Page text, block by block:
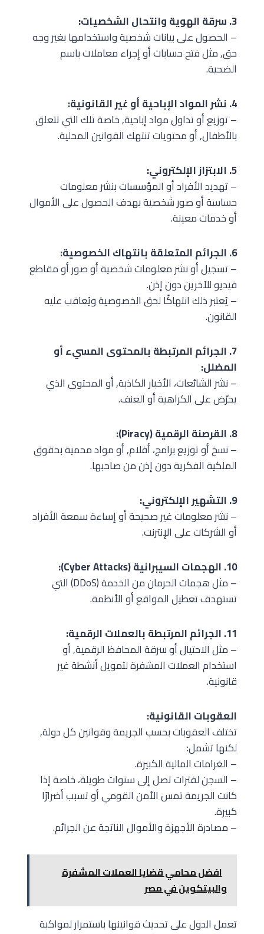
3. سرقة الهوية وانتحال الشخصيات:
– الحصول على بيانات شخصية واستخدامها بغير وجه
حق, مثل فتح حسابات أو إجراء معاملات باسم
الضحية.
4. نشر المواد الإباحية أو غير القانونية:
– توزيع أو تداول مواد إباحية, خاصة تلك التي تتعلق
بالأطفال, أو محتويات تنتهك القوانين المحلية.
5. الابتزاز الإلكتروني:
– تهديد الأفراد أو المؤسسات بنشر معلومات
حساسة أو صور شخصية بهدف الحصول على الأموال
أو خدمات معينة.
6. الجرائم المتعلقة بانتهاك الخصوصية:
– تسجيل أو نشر معلومات شخصية أو صور أو مقاطع
فيديو للآخرين دون إذن.
– يُعتبر ذلك انتهاكًا لحق الخصوصية ويُعاقب عليه
القانون.
7. الجرائم المرتبطة بالمحتوى المسيء أو
المضلل:
– نشر الشائعات، الأخبار الكاذبة, أو المحتوى الذي
يحرّض على الكراهية أو العنف.
8. القرصنة الرقمية (Piracy):
– نسخ أو توزيع برامج، أفلام, أو مواد محمية بحقوق
الملكية الفكرية دون إذن من صاحبها.
9. التشهير الإلكتروني:
– نشر معلومات غير صحيحة أو إساءة سمعة الأفراد
أو الشركات على الإنترنت.
10. الهجمات السيبرانية (Cyber Attacks):
– مثل هجمات الحرمان من الخدمة (DDoS) التي
تستهدف تعطيل المواقع أو الأنظمة.
11. الجرائم المرتبطة بالعملات الرقمية:
– مثل الاحتيال أو سرقة المحافظ الرقمية, أو
استخدام العملات المشفرة لتمويل أنشطة غير
قانونية.
العقوبات القانونية:
تختلف العقوبات بحسب الجريمة وقوانين كل دولة,
لكنها تشمل:
– الغرامات المالية الكبيرة.
– السجن لفترات تصل إلى سنوات طويلة، خاصة إذا
كانت الجريمة تمس الأمن القومي أو تسبب أضرارًا
كبيرة.
– مصادرة الأجهزة والأموال الناتجة عن الجرائم.
افضل محامي قضايا العملات المشفرة
والبيتكوين في مصر
تعمل الدول على تحديث قوانينها باستمرار لمواكبة